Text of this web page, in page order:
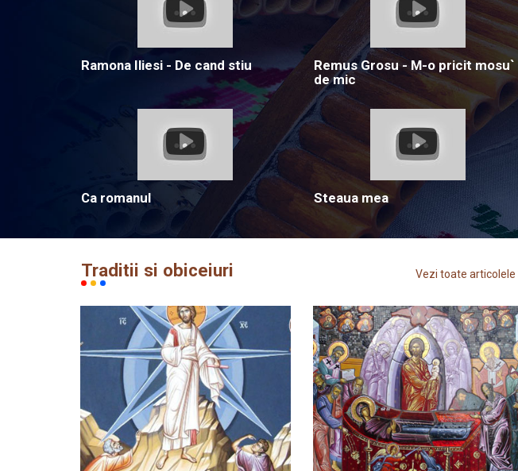
Ramona Iliesi - De cand stiu
Remus Grosu - M-o pricit mosu`
de mic
Ca romanul Steaua mea
Traditii si obiceiuri Vezi toate articolele